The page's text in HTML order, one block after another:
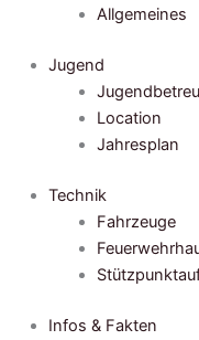
Allgemeines
Jugend
Location
Jahresplan
Technik
Fahrzeuge
Infos & Fakten